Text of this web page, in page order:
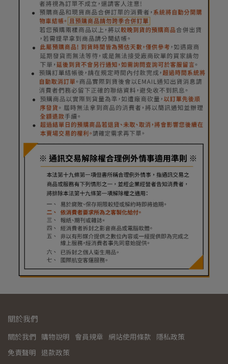
關於我們
關於我們 購物說明 會員規章 網站使用條款
隱私政策
免責聲明
退款政策